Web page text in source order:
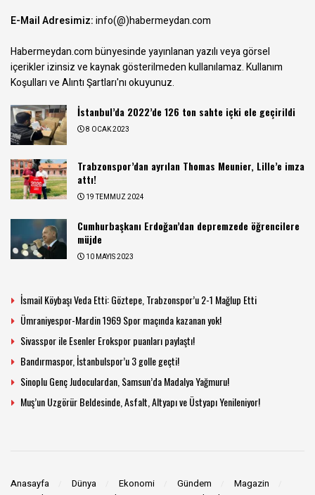
E-Mail Adresimiz:info(@)habermeydan.com
Habermeydan.com bünyesinde yayınlanan yazılı veya görsel
içerikler izinsiz ve kaynak gösterilmeden kullanılamaz.Kullanım
Koşulları ve Alıntı Şartları'nı okuyunuz.
İstanbul’da 2022’de 126 ton sahte içki ele geçirildi
8 OCAK 2023
Trabzonspor’dan ayrılan Thomas Meunier, Lille’e imza
attı!
19 TEMMUZ 2024
Cumhurbaşkanı Erdoğan’dan depremzede öğrencilere
müjde
10 MAYIS 2023
İsmail Köybaşı Veda Etti: Göztepe, Trabzonspor’u 2-1 Mağlup Etti
Ümraniyespor-Mardin 1969 Spor maçında kazanan yok!
Sivasspor ile Esenler Erokspor puanları paylaştı!
Bandırmaspor, İstanbulspor’u 3 golle geçti!
Sinoplu Genç Judoculardan, Samsun’da Madalya Yağmuru!
Muş’un Uzgörür Beldesinde, Asfalt, Altyapı ve Üstyapı Yenileniyor!
Anasayfa Dünya Ekonomi Gündem
Magazin